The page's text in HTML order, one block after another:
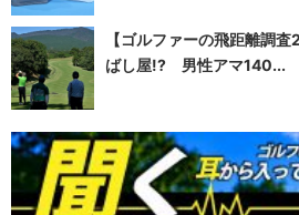
【ゴルファーの飛距離調
ばし屋!? 男性アマ140...